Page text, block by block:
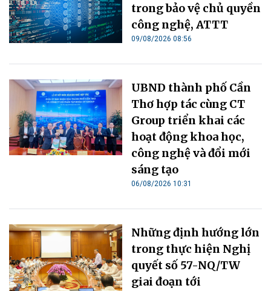
trong bảo vệ chủ quyền
công nghệ, ATTT
09/08/2026 08:56
UBND thành phố Cần
Thơ hợp tác cùng CT
Group triển khai các
hoạt động khoa học,
công nghệ và đổi mới
sáng tạo
06/08/2026 10:31
Những định hướng lớn
trong thực hiện Nghị
quyết số 57-NQ/TW
giai đoạn tới